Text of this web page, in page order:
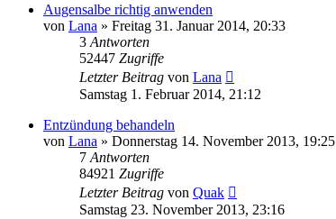
Augensalbe richtig anwenden
von Lana » Freitag 31. Januar 2014, 20:33
3 Antworten
52447 Zugriffe
Letzter Beitrag von Lana
Samstag 1. Februar 2014, 21:12
Entzündung behandeln
von Lana » Donnerstag 14. November 2013, 19:25
7 Antworten
84921 Zugriffe
Letzter Beitrag von Quak
Samstag 23. November 2013, 23:16